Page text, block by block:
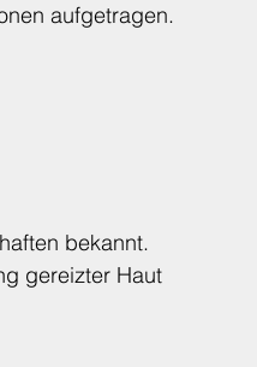
aufgetragen.
bekannt.
gereizter Haut